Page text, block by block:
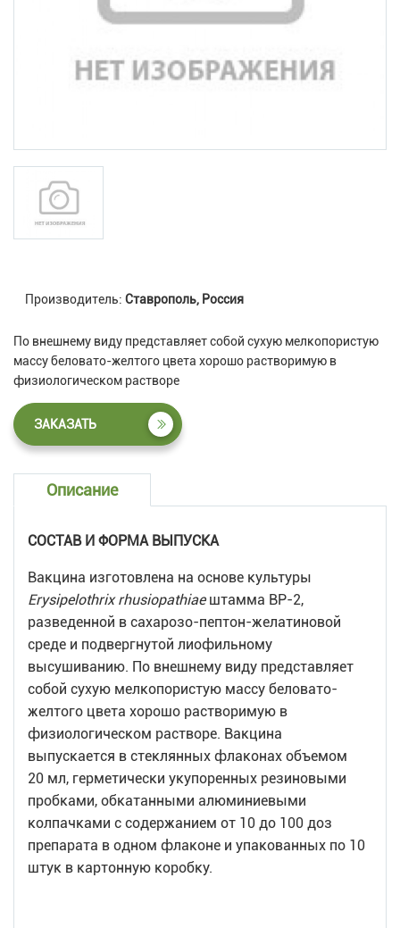
Производитель: Ставрополь, Россия
По внешнему виду представляет собой сухую мелкопористую
массу беловато-желтого цвета хорошо растворимую в
физиологическом растворе
ЗАКАЗАТЬ
Описание
СОСТАВ И ФОРМА ВЫПУСКА
Вакцина изготовлена на основе культуры
Erysipelothrix rhusiopathiaeштамма ВР-2,
разведенной в сахарозо-пептон-желатиновой
среде и подвергнутой лиофильному
высушиванию. По внешнему виду представляет
собой сухую мелкопористую массу беловато-
желтого цвета хорошо растворимую в
физиологическом растворе. Вакцина
выпускается в стеклянных флаконах объемом
20 мл, герметически укупоренных резиновыми
пробками, обкатанными алюминиевыми
колпачками с содержанием от 10 до 100 доз
препарата в одном флаконе и упакованных по 10
штук в картонную коробку.